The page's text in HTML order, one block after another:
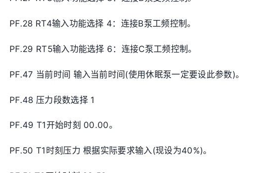
PF.28 RT4输入功能选择 4：连接B泵工频控制。
PF.29 RT5输入功能选择 6：连接C泵工频控制。
PF.47 当前时间 输入当前时间(使用休眠泵一定要设此参数)。
PF.48 压力段数选择 1
PF.49 T1开始时刻 00.00。
PF.50 T1时刻压力 根据实际要求输入(现设为40%)。